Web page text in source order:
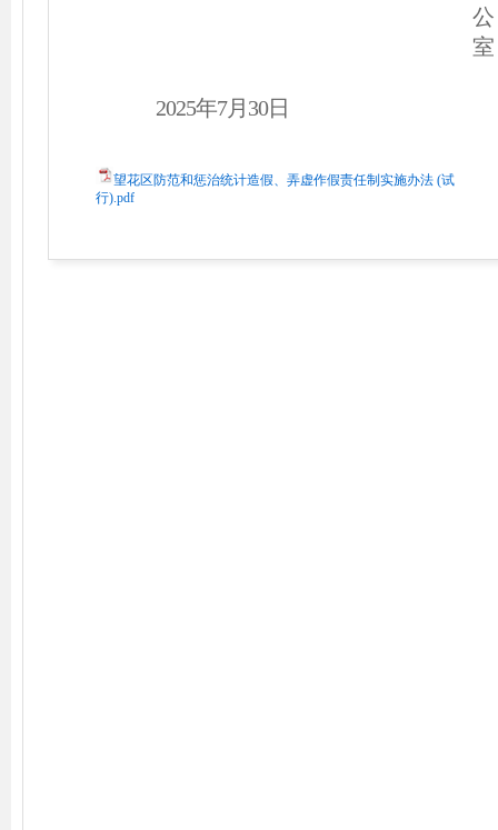
公
室
2025年7月30日
望花区防范和惩治统计造假、弄虚作假责任制实施办法 (试
行).pdf